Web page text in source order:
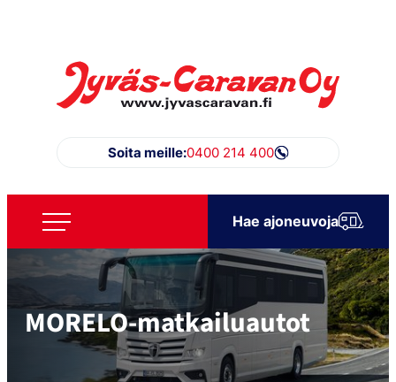
sisältöön
Jyväs-Caravan Oy
Soita meille:0400 214 400
Hae ajoneuvoja
MORELO-matkailuautot